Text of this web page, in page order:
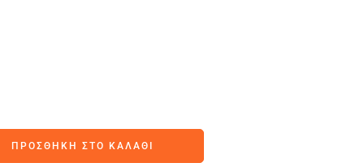
ΠΡΟΣΘΉΚΗ ΣΤΟ ΚΑΛΆΘΙ